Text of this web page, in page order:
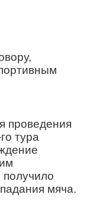
проведения
тура
мяча.